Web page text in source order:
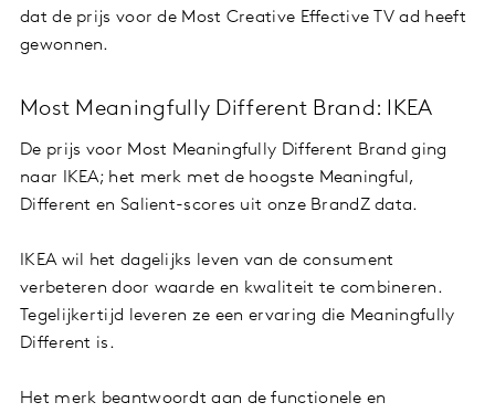
dat de prijs voor de Most Creative Effective TV ad heeft
gewonnen.
Most Meaningfully Different Brand: IKEA
De prijs voor Most Meaningfully Different Brand ging
naar IKEA; het merk met de hoogste Meaningful,
Different en Salient-scores uit onze BrandZ data.
IKEA wil het dagelijks leven van de consument
verbeteren door waarde en kwaliteit te combineren.
Tegelijkertijd leveren ze een ervaring die Meaningfully
Different is.
Het merk beantwoordt aan de functionele en